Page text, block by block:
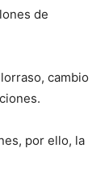
de
cambio
por ello, la